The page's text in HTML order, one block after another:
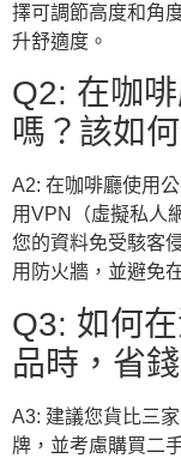
擇可調節高度和角
升舒適度。
Q2: 在咖
嗎？該如
A2: 在咖啡廳使用
用VPN（虛擬私人
您的資料免受駭客
用防火牆，並避免
Q3: 如何
品時，省
A3: 建議您貨比三
牌，並考慮購買二